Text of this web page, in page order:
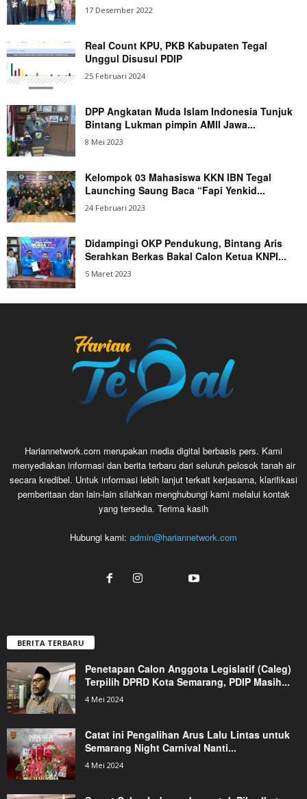
17 Desember 2022
Real Count KPU, PKB Kabupaten Tegal
Unggul Disusul PDIP
25 Februari 2024
DPP Angkatan Muda Islam Indonesia Tunjuk
Bintang Lukman pimpin AMII Jawa...
8 Mei 2023
Kelompok 03 Mahasiswa KKN IBN Tegal
Launching Saung Baca “Fapi Yenkid...
24 Februari 2023
Didampingi OKP Pendukung, Bintang Aris
Serahkan Berkas Bakal Calon Ketua KNPI...
5 Maret 2023
Hariannetwork.com merupakan media digital berbasis pers. Kami
menyediakan informasi dan berita terbaru dari seluruh pelosok tanah air
secara kredibel. Untuk informasi lebih lanjut terkait kerjasama, klarifikasi
pemberitaan dan lain-lain silahkan menghubungi kami melalui kontak
yang tersedia. Terima kasih
Hubungi kami: admin@hariannetwork.com
BERITA TERBARU
Penetapan Calon Anggota Legislatif (Caleg)
Terpilih DPRD Kota Semarang, PDIP Masih...
4 Mei 2024
Catat ini Pengalihan Arus Lalu Lintas untuk
Semarang Night Carnival Nanti...
4 Mei 2024